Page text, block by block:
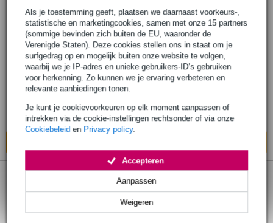
Als je toestemming geeft, plaatsen we daarnaast voorkeurs-,
statistische en marketingcookies, samen met onze 15 partners
(sommige bevinden zich buiten de EU, waaronder de
Verenigde Staten). Deze cookies stellen ons in staat om je
surfgedrag op en mogelijk buiten onze website te volgen,
waarbij we je IP-adres en unieke gebruikers-ID’s gebruiken
voor herkenning. Zo kunnen we je ervaring verbeteren en
relevante aanbiedingen tonen.
Je kunt je cookievoorkeuren op elk moment aanpassen of
intrekken via de cookie-instellingen rechtsonder of via onze
Cookiebeleid en Privacy policy.
Weigeren
Aanpassen
Accepteren
AIAIAI TMA-2 DJ Wireless draadloze
koptelefoon
Adviesprijs € 338,- € 259,-
Op voorraad bij de leverancier
Ook in1 winkelop voorraad
1 review
AIAIAI TMA-2 Studio Wireless
hoofdtelefoon